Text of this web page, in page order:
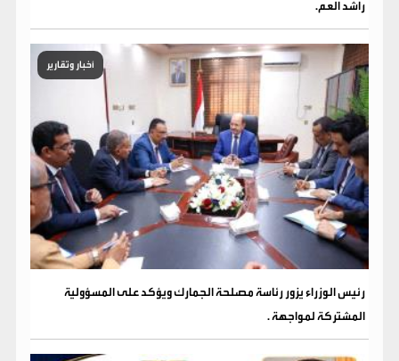
راشد العم.
أخبار وتقارير
رئيس الوزراء يزور رئاسة مصلحة الجمارك ويؤكد على المسؤولية
المشتركة لمواجهة .